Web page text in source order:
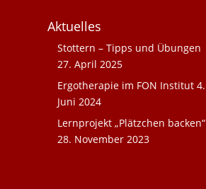
Aktuelles
Stottern – Tipps und Übungen
27. April 2025
Ergotherapie im FON Institut 4.
Juni 2024
Lernprojekt „Plätzchen backen“
28. November 2023